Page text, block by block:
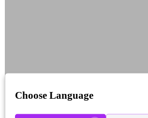
Choose Language